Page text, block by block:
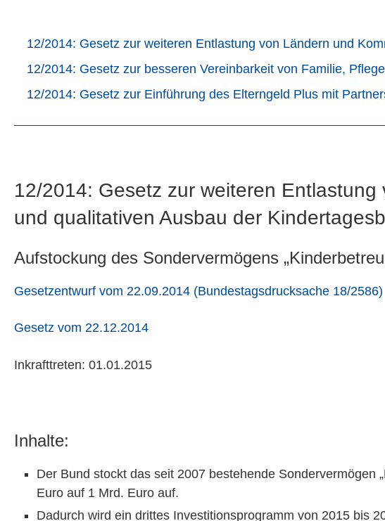
12/2014: Gesetz zur weiteren Entlastung von Ländern und
12/2014: Gesetz zur besseren Vereinbarkeit von Familie,
12/2014: Gesetz zur Einführung des Elterngeld Plus mit
12/2014: Gesetz zur weiteren
und qualitativen Ausbau der
Aufstockung des Sondervermögens
Gesetzentwurf vom 22.09.2014 (Bundestagsdrucksache 18/2586)
Gesetz vom 22.12.2014
Inkrafttreten: 01.01.2015
Inhalte:
Der Bund stockt das seit 2007 bestehende Sondervermögen
Euro auf 1 Mrd. Euro auf.
Dadurch wird ein drittes Investitionsprogramm von 2015 bis